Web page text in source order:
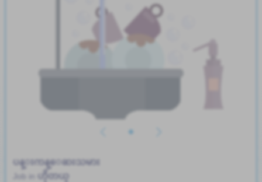
ပန္းကန္ေဆးသမား
ဟိုတယ္